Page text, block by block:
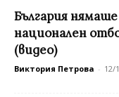
България
национален
(видео)
Виктория Петрова - 12/